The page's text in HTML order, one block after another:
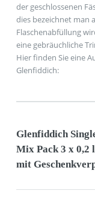
der geschlossenen
dies bezeichnet man
Flaschenabfüllung
eine gebräuchliche
Hier finden Sie eine
Glenfiddich:
Glenfiddich
Mix Pack 3 x 0,2
mit